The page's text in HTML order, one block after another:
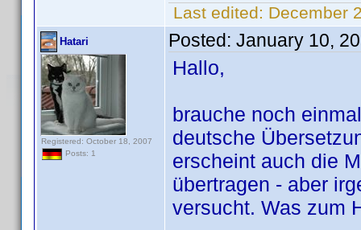
Last edited: December
Hatari
Registered: October 18, 2007
Posts: 1
Posted: January 10,
Hallo,
brauche noch
deutsche
erscheint auch die
übertragen - aber
versucht. Was zum